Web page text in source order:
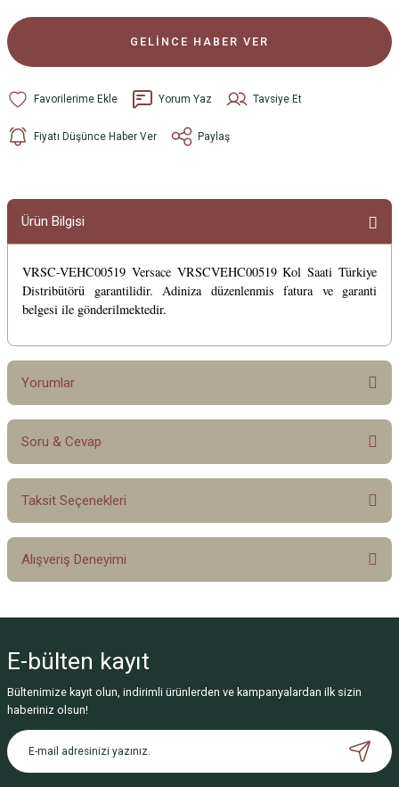
GELİNCE HABER VER
Yorum Yaz Tavsiye Et
Fiyatı Düşünce Haber Ver Paylaş
Ürün Bilgisi
VRSC-VEHC00519 Versace VRSCVEHC00519 Kol Saati Türkiye
Distribütörü garantilidir. Adiniza düzenlenmis fatura ve garanti
belgesi ile gönderilmektedir.
Yorumlar
Bu ürüne ilk yorumu siz yapın!
Soru & Cevap
Ürün hakkında henüz soru sorulmamış.
Taksit Seçenekleri
Alışveriş Deneyimi
Deneyimini Paylaş
E-bülten kayıt
Bültenimize kayıt olun, indirimli ürünlerden ve kampanyalardan ilk sizin
haberiniz olsun!